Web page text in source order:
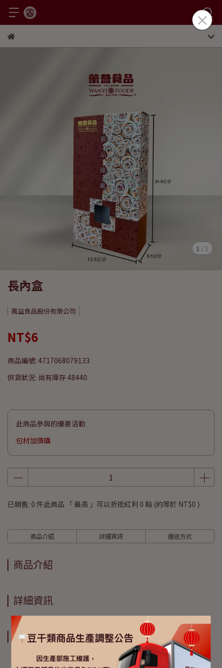
1 / 1
長內盒
萬益食品股份有限公司
NT$6
商品編號: 4717068079133
供貨狀況: 尚有庫存 48440
此商品參與的優惠活動
包材加價購
已銷售: 0 件此商品 「 最高 」可以折抵紅利 0 點 (約等於 NT$0 )
商品介紹 詳細資訊 運送方式
商品介紹
詳細資訊
運送方式